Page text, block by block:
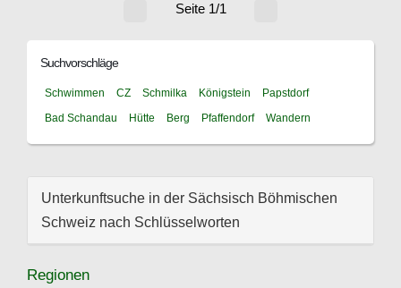
Seite 1/1
Suchvorschläge
Schwimmen CZ Schmilka Königstein
Papstdorf
Bad Schandau
Hütte Berg Pfaffendorf Wandern
Unterkunftsuche in der Sächsisch Böhmischen
Schweiz nach Schlüsselworten
Regionen